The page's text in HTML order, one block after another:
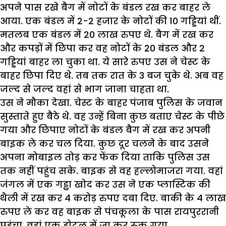
अपने पास रखे बैग में नोटों के बंडल रख कर बाहर ले
आया. एक बंडल में 2-2 हजार के नोटों की 10 गड्डियां थीं.
मतलब एक बंडल में 20 लाख रुपए थे. बैग में रख कर
और कपड़ों में छिपा कर वह नोटों के 20 बंडल और 2
गड्डियां बाहर ला चुका था. ये सारे रुपए उस ने चेस्ट के
बाहर छिपा दिए थे. तब तक रात के 3 बज चुके थे. अब वह
जल्द से जल्द वहां से भाग जाना चाहता था.
उस ने मौका देखा. चेस्ट के बाहर पंजाब पुलिस के जवान
सुस्ताते हुए बैठे थे. वह उन्हें बिना कुछ बताए चेस्ट के पीछे
गया और छिपाए नोटों के बंडल बैग में रख कर अपनी
बाइक ले कर चल दिया. कुछ दूर चलने के बाद उसने
अपना मोबाइल तोड़ कर फेंक दिया ताकि पुलिस उस
तक नहीं पहुंच सके. बाइक से वह हल्लोमाजरा गया. वहां
जंगल में एक गड्ढा खोद कर उस ने एक प्लास्टिक की
थैली में रख कर 4 करोड़ रुपए दबा दिए. बाकी के 4 लाख
रुपए ले कर वह बाइक से पंचकूला के पास रायपुररानी